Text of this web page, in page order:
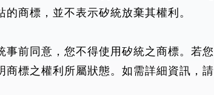
的商標，並不表示矽統放棄其權利。
事前同意，您不得使用矽統之商標。若
商標之權利所屬狀態。如需詳細資訊，請